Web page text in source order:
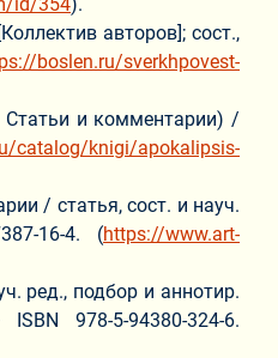
авторов]; сост.,
boslen.ru/sverkhpovest-
Статьи и комментарии) /
catalog/knigi/apokalipsis-
/ статья, сост. и науч.
16-4. (https://www.art-
ред., подбор и аннотир.
978-5-94380-324-6.